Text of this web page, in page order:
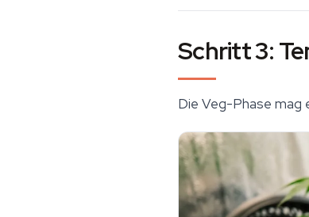
Schritt 3:
Die Veg-Phase mag